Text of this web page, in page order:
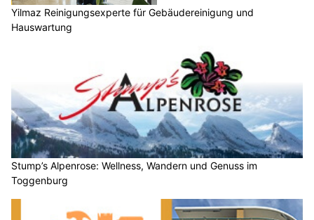
Yilmaz Reinigungsexperte für Gebäudereinigung und
Hauswartung
Stump’s Alpenrose: Wellness, Wandern und Genuss im
Toggenburg